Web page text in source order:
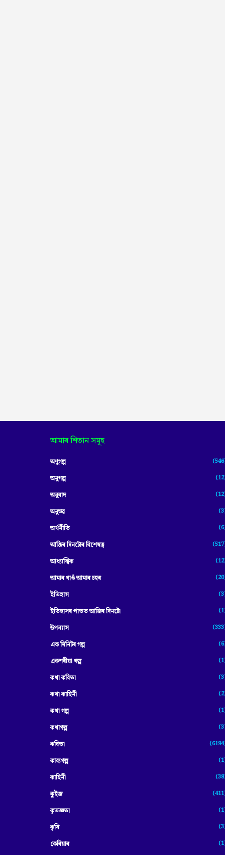
আমাৰ শিতান সমূহ
অণুগল্প
অনুগল্প
অনুবাদ
অনুভৱ
অৰ্থনীতি
আজিৰ দিনটোৰ বিশেষত্ব
আধ্যাত্মিক
আমাৰ গাওঁ আমাৰ চহৰ
ইতিহাস
ইতিহাসৰ পাতত আজিৰ দিনটো
উপন্যাস
এক মিনিটৰ গল্প
একশৰীয়া গল্প
কথা কবিতা
কথা কাহিনী
কথা গল্প
কথাগল্প
কবিতা
কাব্যগল্প
কাহিনী
কুইজ
কৃতজ্ঞতা
কৃষি
কেৰিয়াৰ